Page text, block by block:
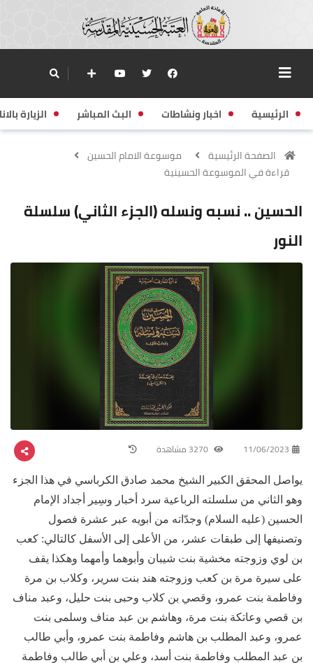
الرئيسية اخبار ونشاطات البث المباشر الزيارة
الصفحة الرئيسية
موسوعة الامام الحسين
قراءة في الموسوعة الحسينية
الحسين .. نسبه ونسله (الجزء الثاني) سلسلة
النور
11/06/2023
يواصل المحقق الكبير الشيخ محمد صادق الكرباسي في هذا الجزء
وهو الثاني من سلسلته الرباعية سرد أخبار وسِير أجداد الإمام
الحسين (عليه السلام) وجدّاته من أبويه عبر عشرة فصول
وتصنيفها إلى طبقات عشر، من الأعلى إلى الأسفل كالتالي: كعب
بن لوي وزوجته مخشية بنت شيبان وأبوهما وأمهما وهكذا يقف
على سيرة مرة بن كعب وزوجته هند بنت سرير، وكلاب بن مرة
وفاطمة بنت عمرو، وقصي بن كلاب وحبى بنت حليل، وعبد مناف
بن قصي وعاتكة بنت مرة، وهاشم بن عبد مناف وسلمى بنت
عمرو، وعبد المطلب بن هاشم وفاطمة بنت عمرو، وأبي طالب
بن عبد المطلب وفاطمة بنت أسد، وعلي بن أبي طالب وفاطمة